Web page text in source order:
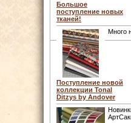
Большое
поступление новых
тканей!
Много
Поступление новой
коллекции Tonal
Ditzys by Andover